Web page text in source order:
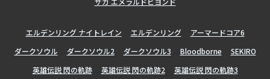
エルデンリング ナイトレイン エルデンリング
アーマードコア6
ダークソウル
ダークソウル2 ダークソウル3 Bloodborne
SEKIRO
英雄伝説 閃の軌跡
英雄伝説 閃の軌跡2
英雄伝説 閃の軌跡3